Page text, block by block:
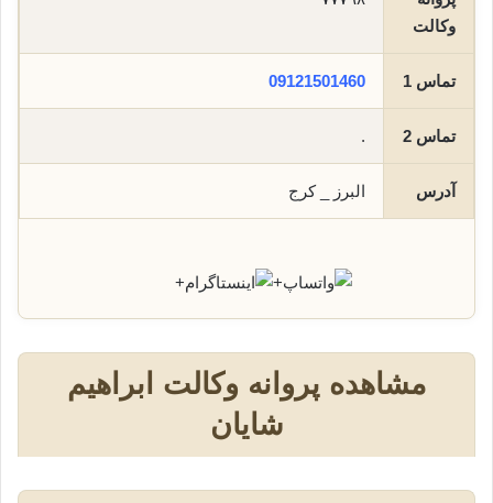
وکالت
تماس 1 09121501460
تماس 2 .
آدرس البرز _ کرج
+
+
مشاهده پروانه وکالت ابراهیم
شایان